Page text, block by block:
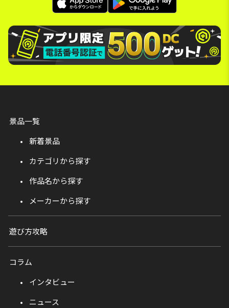
景品一覧
新着景品
カテゴリから探す
作品名から探す
メーカーから探す
遊び方攻略
コラム
インタビュー
ニュース